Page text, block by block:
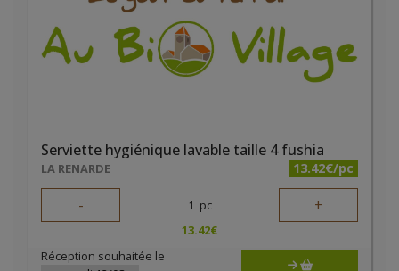
Serviette hygiénique lavable taille 4 fushia
LA RENARDE 13.42€/pc
- 1 pc +
13.42€
Réception souhaitée le